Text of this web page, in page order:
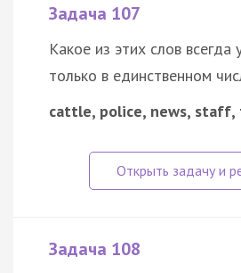
Задача 107
Какое из этих слов всегда
только в единственном
cattle, police, news,
Задача 108